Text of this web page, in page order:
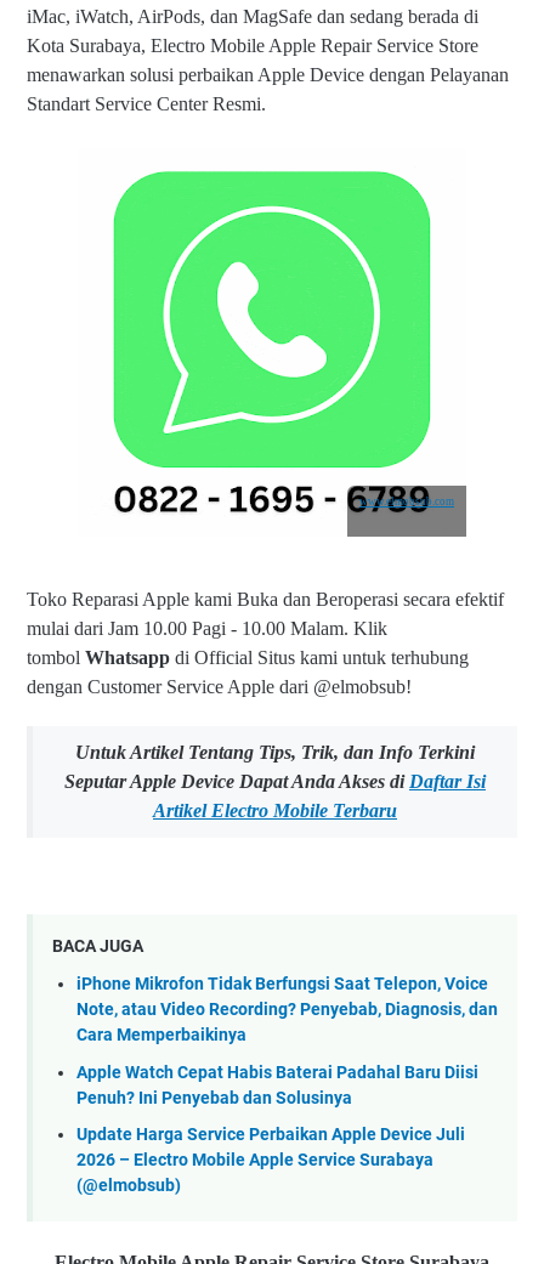
iMac, iWatch, AirPods, dan MagSafe dan sedang berada di
Kota Surabaya, Electro Mobile Apple Repair Service Store
menawarkan solusi perbaikan Apple Device dengan Pelayanan
Standart Service Center Resmi.
www.elmobsub.com
Toko Reparasi Apple kami Buka dan Beroperasi secara efektif
mulai dari Jam 10.00 Pagi - 10.00 Malam. Klik
tombol Whatsapp di Official Situs kami untuk terhubung
dengan Customer Service Apple dari @elmobsub!
Untuk Artikel Tentang Tips, Trik, dan Info Terkini
Seputar Apple Device Dapat Anda Akses di Daftar Isi
Artikel Electro Mobile Terbaru
BACA JUGA
iPhone Mikrofon Tidak Berfungsi Saat Telepon, Voice
Note, atau Video Recording? Penyebab, Diagnosis, dan
Cara Memperbaikinya
Apple Watch Cepat Habis Baterai Padahal Baru Diisi
Penuh? Ini Penyebab dan Solusinya
Update Harga Service Perbaikan Apple Device Juli
2026 – Electro Mobile Apple Service Surabaya
(@elmobsub)